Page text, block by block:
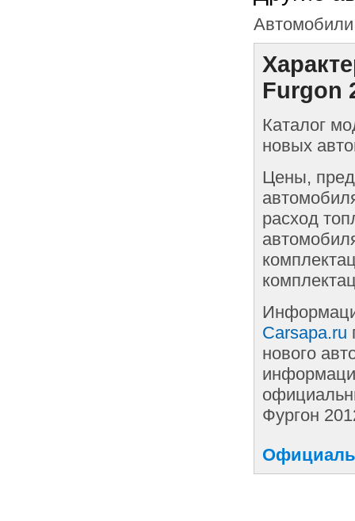
Автомобили
Furgon
Каталог
новых
Цены,
расход
Carsapa.ru
нового
Фургон